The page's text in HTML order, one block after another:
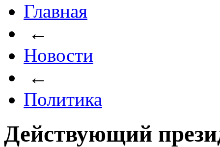
Главная
←
Новости
←
Политика
Действующий